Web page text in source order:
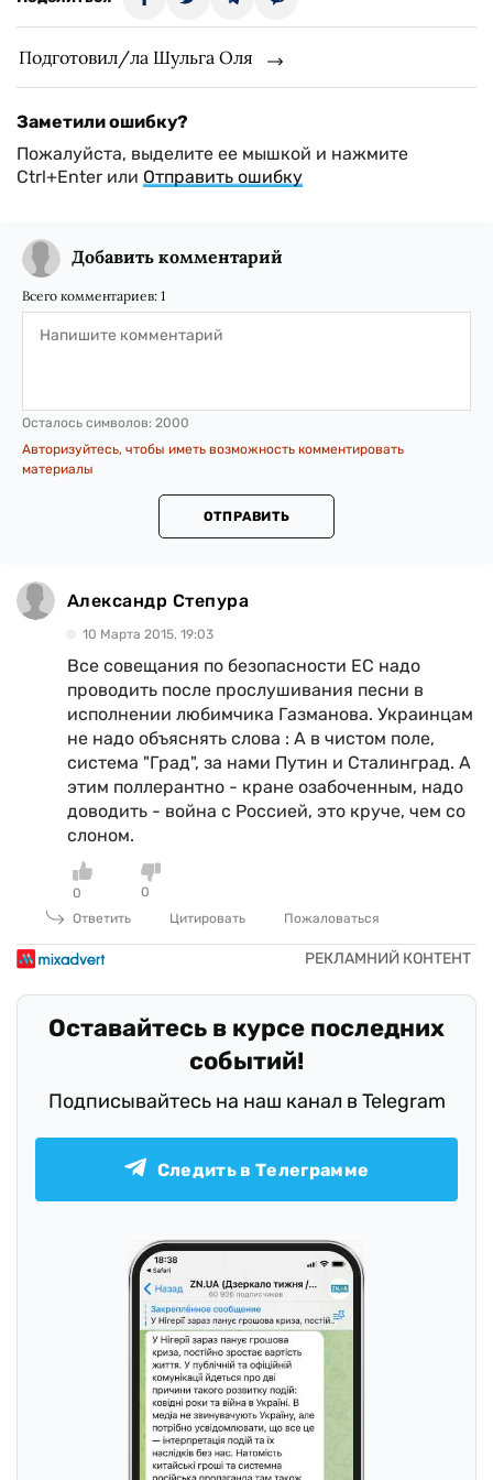
Подготовил/ла Шульга Оля
Заметили ошибку?
Пожалуйста, выделите ее мышкой и нажмите
Ctrl+Enter или Отправить ошибку
Добавить комментарий
Всего комментариев: 1
Осталось символов: 2000
Авторизуйтесь, чтобы иметь возможность комментировать
материалы
ОТПРАВИТЬ
Александр Степура
10 Марта 2015, 19:03
Все совещания по безопасности ЕС надо
проводить после прослушивания песни в
исполнении любимчика Газманова. Украинцам
не надо объяснять слова : А в чистом поле,
система "Град", за нами Путин и Сталинград. А
этим поллерантно - кране озабоченным, надо
доводить - война с Россией, это круче, чем со
слоном.
0
0
Ответить
Цитировать Пожаловаться
Оставайтесь в курсе последних
событий!
Подписывайтесь на наш канал в Telegram
Следить в Телеграмме